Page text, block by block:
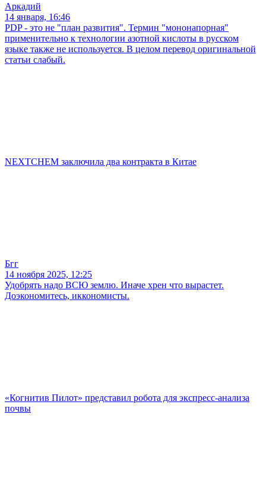
Аркадий
14 января, 16:46
PDP - это не "план развития". Термин "мононапорная"
применительно к технологии азотной кислоты в русском
языке также не используется. В целом перевод оригинальной
статьи слабый.
NEXTCHEM заключила два контракта в Китае
Бгг
14 ноября 2025, 12:25
Удобрять надо ВСЮ землю. Иначе хрен что вырастет.
Доэкономитесь, иккономисты.
«Когнитив Пилот» представил робота для экспресс-анализа
почвы